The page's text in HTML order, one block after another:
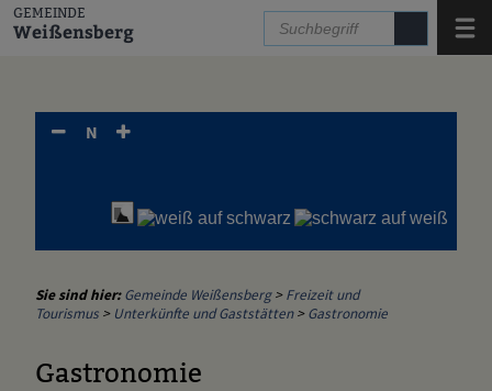
Zum Inhalt, zur Startseitespringen.
GEMEINDE
Weißensberg
N
Sie sind hier: Gemeinde Weißensberg>Freizeit und
Tourismus > Unterkünfte und Gaststätten>Gastronomie
Gastronomie